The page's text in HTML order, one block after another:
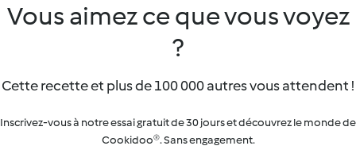
Vous aimez ce que vous voyez
?
Cette recette et plus de 100 000 autres vous attendent !
Inscrivez-vous à notre essai gratuit de 30 jours et découvrez le monde de
Cookidoo®. Sans engagement.